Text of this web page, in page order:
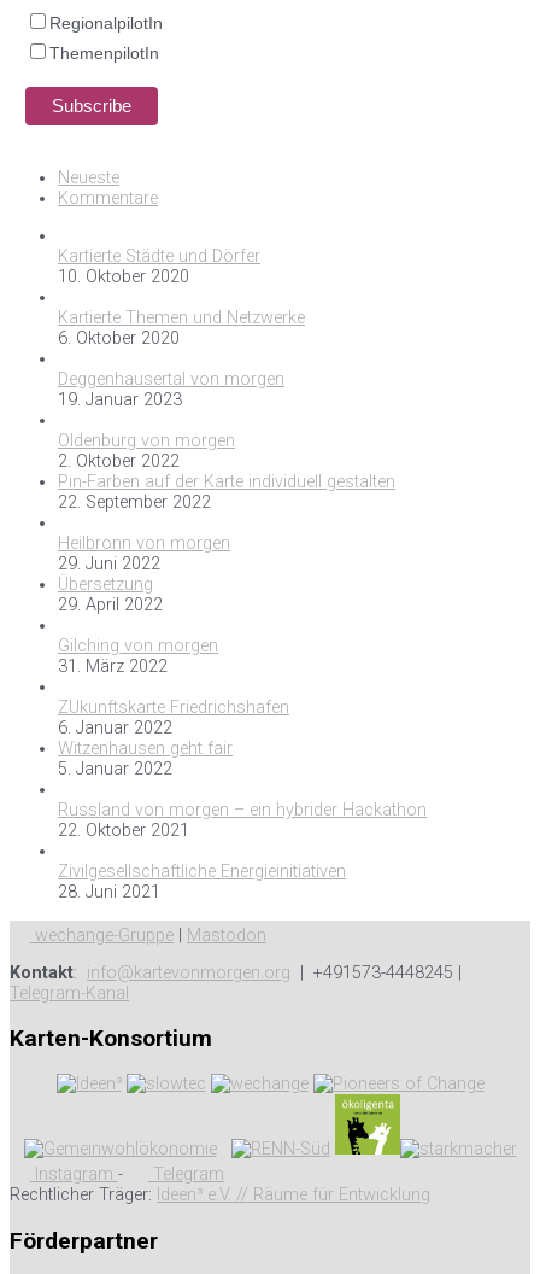
RegionalpilotIn
ThemenpilotIn
Neueste
Kommentare
Kartierte Städte und Dörfer
10. Oktober 2020
Kartierte Themen und Netzwerke
6. Oktober 2020
Deggenhausertal von morgen
19. Januar 2023
Oldenburg von morgen
2. Oktober 2022
Pin-Farben auf der Karte individuell gestalten
22. September 2022
Heilbronn von morgen
29. Juni 2022
Übersetzung
29. April 2022
Gilching von morgen
31. März 2022
ZUkunftskarte Friedrichshafen
6. Januar 2022
Witzenhausen geht fair
5. Januar 2022
Russland von morgen – ein hybrider Hackathon
22. Oktober 2021
Zivilgesellschaftliche Energieinitiativen
28. Juni 2021
wechange-Gruppe
Mastodon
Kontakt: info@kartevonmorgen.org | +491573-4448245 |
Telegram-Kanal
Karten-Konsortium
Instagram -
Telegram
Rechtlicher Träger: Ideen³ e.V. // Räume für Entwicklung
Förderpartner